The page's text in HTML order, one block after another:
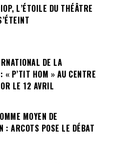
L’ÉTOILE DU THÉÂTRE
DE LA
« P’TIT HOM » AU CENTRE
LE 12 AVRIL
MOYEN DE
: ARCOTS POSE LE DÉBAT